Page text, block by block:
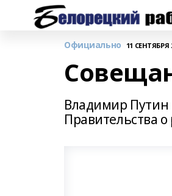
Официально 11 СЕНТЯБРЯ
Владимир
Правительства